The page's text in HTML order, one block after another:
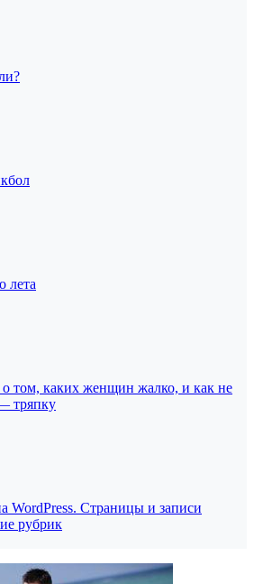
лета
том, каких женщин жалко, и как не
тряпку
WordPress. Страницы и записи
рубрик